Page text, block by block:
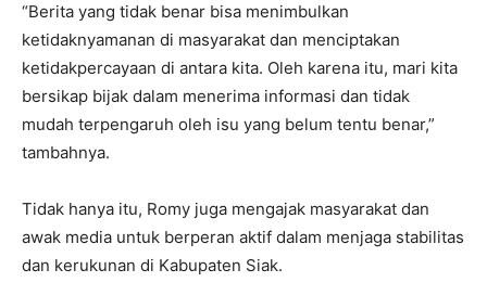
“Berita yang tidak benar bisa menimbulkan
ketidaknyamanan di masyarakat dan menciptakan
ketidakpercayaan di antara kita. Oleh karena itu, mari kita
bersikap bijak dalam menerima informasi dan tidak
mudah terpengaruh oleh isu yang belum tentu benar,”
tambahnya.
Tidak hanya itu, Romy juga mengajak masyarakat dan
awak media untuk berperan aktif dalam menjaga stabilitas
dan kerukunan di Kabupaten Siak.